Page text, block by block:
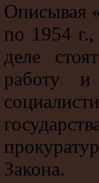
Описывая
по 1954 г.,
деле
работу и
Закона.